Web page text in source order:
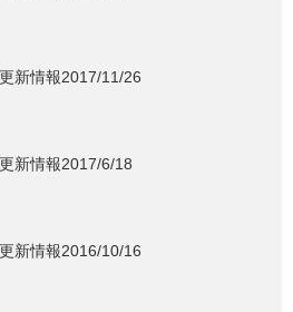
新情報2017/11/26
新情報2017/6/18
新情報2016/10/16